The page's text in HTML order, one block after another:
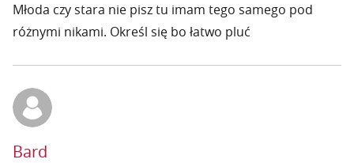
Młoda czy stara nie pisz tu imam tego samego pod
różnymi nikami. Określ się bo łatwo pluć
Bard